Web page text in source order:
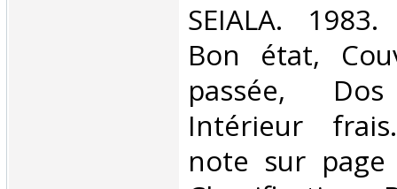
‎SEIALA.
Bon état,
passée,
Intérieur
note sur